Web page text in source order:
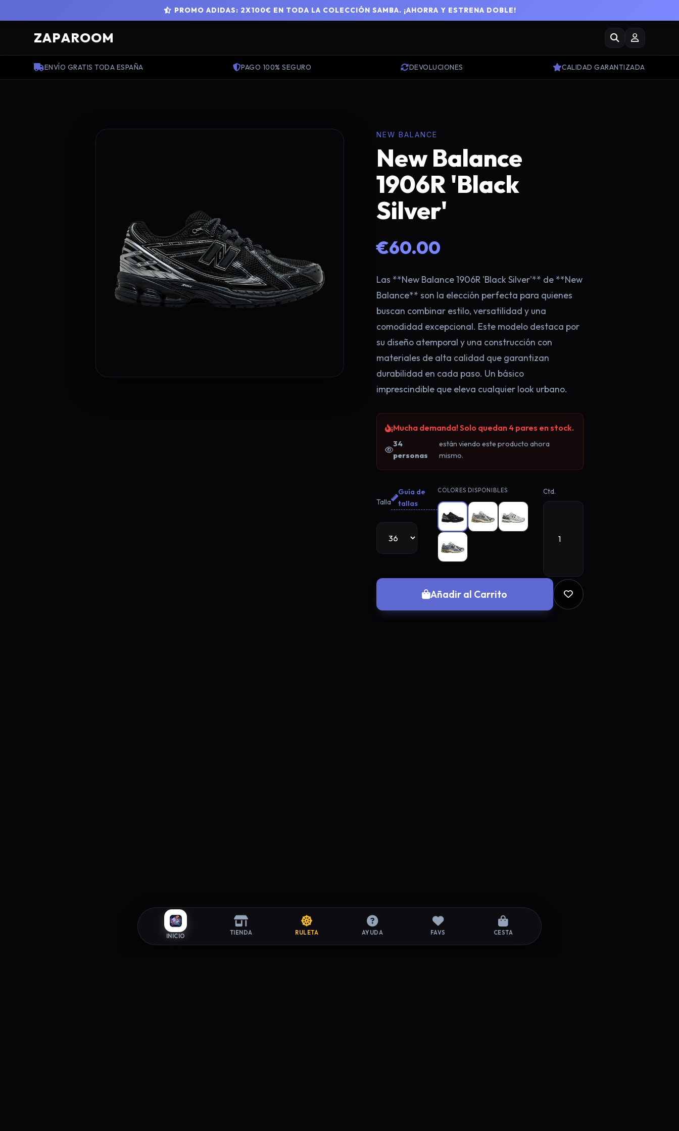
PROMO ADIDAS: 2X100€ EN TODA LA COLECCIÓN SAMBA. ¡AHORRA Y ESTRENA DOBLE!
ZAPAROOM
ENVÍO GRATIS TODA ESPAÑA PAGO 100% SEGURO DEVOLUCIONES CALIDAD GARANTIZADA
INICIO TIENDA RULETA AYUDA FAVS CESTA
NEW BALANCE
New Balance
1906R 'Black
Silver'
€60.00
Las **New Balance 1906R 'Black Silver'** de **New
Balance** son la elección perfecta para quienes
buscan combinar estilo, versatilidad y una
comodidad excepcional. Este modelo destaca por
su diseño atemporal y una construcción con
materiales de alta calidad que garantizan
durabilidad en cada paso. Un básico
imprescindible que eleva cualquier look urbano.
¡Mucha demanda! Solo quedan 4 pares en stock.
34
personas
están viendo este producto ahora
mismo.
Talla
Guía de
tallas
COLORES DISPONIBLES Ctd.
Añadir al Carrito